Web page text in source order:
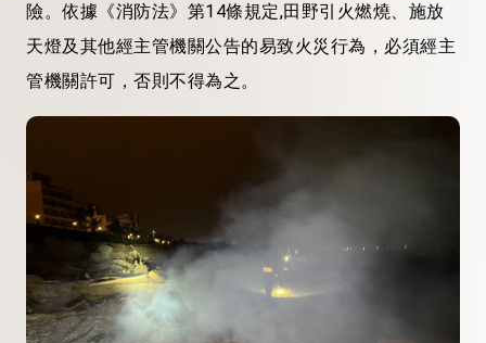
險。依據《消防法》第14條規定,田野引火燃燒、施放
天燈及其他經主管機關公告的易致火災行為，必須經主
管機關許可，否則不得為之。